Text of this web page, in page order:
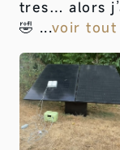
tres… alors
🤣 ...voir tout